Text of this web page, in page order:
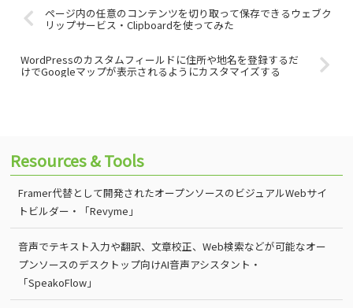
ページ内の任意のコンテンツを切り取って保存できるウェブク
リップサービス・Clipboardを使ってみた
WordPressのカスタムフィールドに住所や地名を登録するだ
けでGoogleマップが表示されるようにカスタマイズする
Resources & Tools
Framer代替として開発されたオープンソースのビジュアルWebサイ
トビルダー・「Revyme」
音声でテキスト入力や翻訳、文章校正、Web検索などが可能なオー
プンソースのデスクトップ向けAI音声アシスタント・
「SpeakoFlow」